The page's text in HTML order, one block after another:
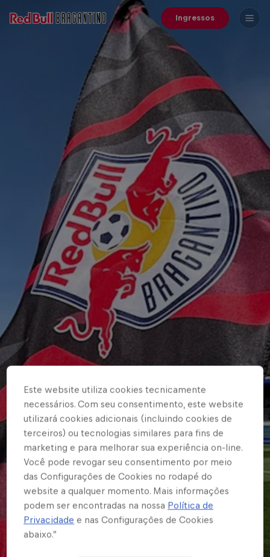
Ingressos
Este website utiliza cookies tecnicamente
necessários. Com seu consentimento, este website
utilizará cookies adicionais (incluindo cookies de
terceiros) ou tecnologias similares para fins de
marketing e para melhorar sua experiência on-line.
Você pode revogar seu consentimento por meio
das Configurações de Cookies no rodapé do
website a qualquer momento. Mais informações
podem ser encontradas na nossa Política de
Privacidade e nas Configurações de Cookies
abaixo.”